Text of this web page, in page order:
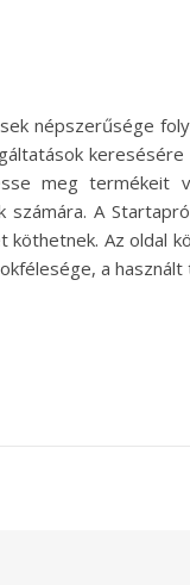
népszerűsége
meg termékeit
számára. A
Az oldal
a